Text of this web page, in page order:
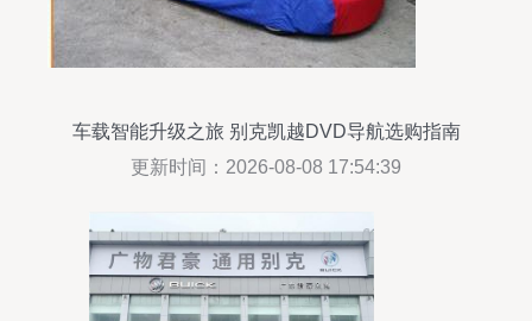
车载智能升级之旅 别克凯越DVD导航选购指南
更新时间：2026-08-08 17:54:39